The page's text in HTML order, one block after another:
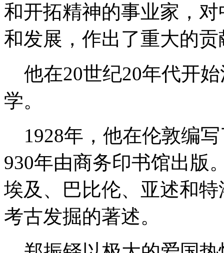
和开拓精神的事业家，
和发展，作出了重大的贡
他在20世纪20年代开
学。
1928年，他在伦敦编
930年由商务印书馆出版
埃及、巴比伦、亚述和
考古发掘的著述。